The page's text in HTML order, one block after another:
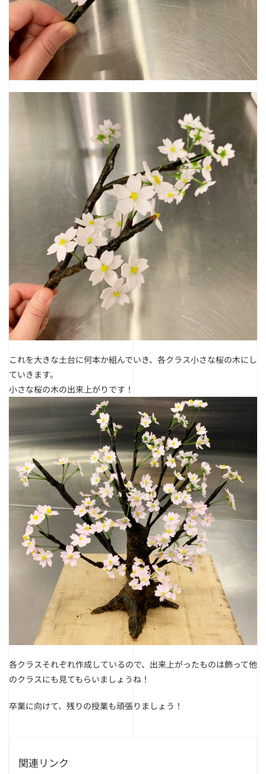
これを大きな土台に何本か組んでいき、各クラス小さな桜の木にし
ていきます。
小さな桜の木の出来上がりです！
各クラスそれぞれ作成しているので、出来上がったものは飾って他
のクラスにも見てもらいましょうね！
卒業に向けて、残りの授業も頑張りましょう！
関連リンク